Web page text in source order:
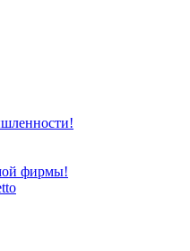
фирмы!